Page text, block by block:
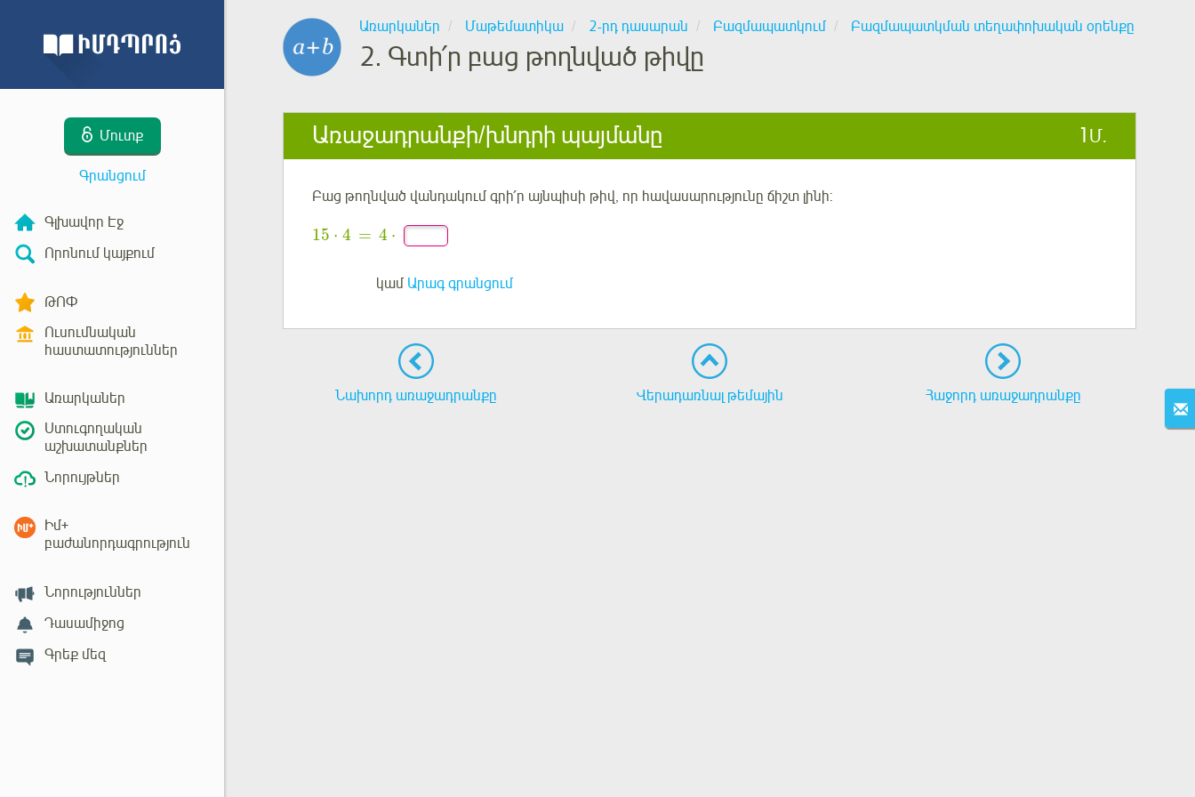
Մուտք
Գրանցում
Գլխավոր Էջ
Որոնում կայքում
ԹՈՓ
Ուսումնական
հաստատություններ
Առարկաներ
Ստուգողական
աշխատանքներ
Նորույթներ
Իմ+
բաժանորդագրություն
Նորություններ
Դասամիջոց
Գրեք մեզ
Առարկաներ Մաթեմատիկա 2-րդ դասարան Բազմապատկում Բազմապատկման տեղափոխական օրենքը
2. Գտի՛ր բաց թողնված թիվը
Առաջադրանքի/խնդրի պայմանը 1 Մ.
Բաց թողնված վանդակում գրի՛ր այնպիսի թիվ, որ հավասարությունը ճիշտ լինի:
15 ⋅ 4 = 4 ⋅
կամ Արագ գրանցում
Նախորդ առաջադրանքը Վերադառնալ թեմային Հաջորդ առաջադրանքը